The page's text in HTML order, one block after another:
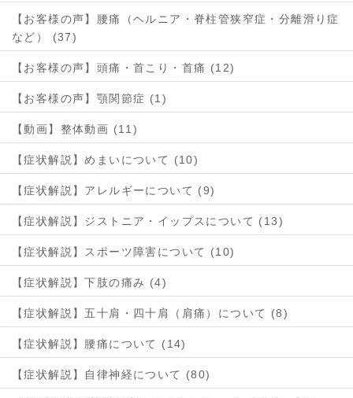
【お客様の声】腰痛（ヘルニア・脊柱管狭窄症・分離滑り症
など） (37)
【お客様の声】頭痛・首こり・首痛 (12)
【お客様の声】顎関節症 (1)
【動画】整体動画 (11)
【症状解説】めまいについて (10)
【症状解説】アレルギーについて (9)
【症状解説】ジストニア・イップスについて (13)
【症状解説】スポーツ障害について (10)
【症状解説】下肢の痛み (4)
【症状解説】五十肩・四十肩（肩痛）について (8)
【症状解説】腰痛について (14)
【症状解説】自律神経について (80)